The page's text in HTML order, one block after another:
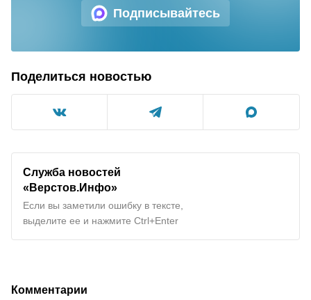
Подписывайтесь
Поделиться новостью
Служба новостей
«Верстов.Инфо»
Если вы заметили ошибку в тексте,
выделите ее и нажмите Ctrl+Enter
Комментарии